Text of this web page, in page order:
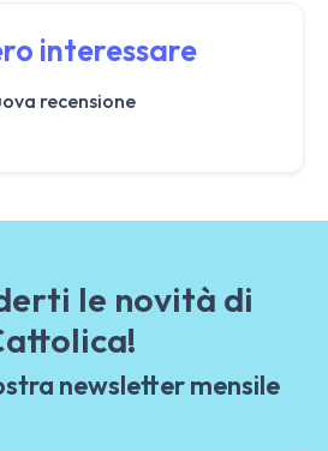
interessare
recensione
le novità di
newsletter mensile